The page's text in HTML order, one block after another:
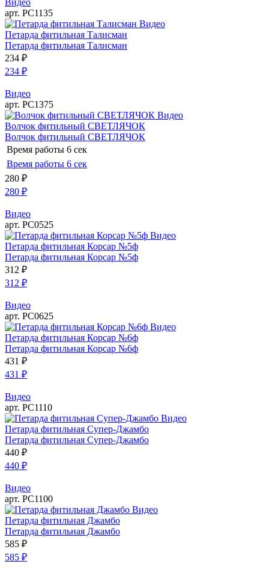
арт. РС1135
Видео
Петарда фитильная Талисман
Петарда фитильная Талисман
234 ₽
234 ₽
Видео
арт. РС1375
Видео
Волчок фитильный СВЕТЛЯЧОК
Волчок фитильный СВЕТЛЯЧОК
Время работы 6 сек
Время работы 6 сек
280 ₽
280 ₽
Видео
арт. РС0525
Видео
Петарда фитильная Корсар №5ф
Петарда фитильная Корсар №5ф
312 ₽
312 ₽
Видео
арт. РС0625
Видео
Петарда фитильная Корсар №6ф
Петарда фитильная Корсар №6ф
431 ₽
431 ₽
Видео
арт. РС1110
Видео
Петарда фитильная Супер-Джамбо
Петарда фитильная Супер-Джамбо
440 ₽
440 ₽
Видео
арт. РС1100
Видео
Петарда фитильная Джамбо
Петарда фитильная Джамбо
585 ₽
585 ₽